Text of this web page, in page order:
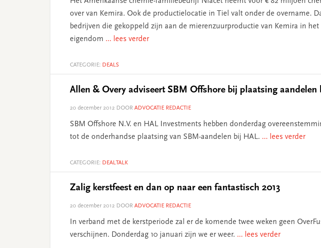
over van Kemira. Ook de productielocatie in Tiel valt onder de overname.
bedrijven die gekoppeld zijn aan de mierenzuurproductie van Kemira in
eigendom ... lees verder
CATEGORIE: DEALS
Allen & Overy adviseert SBM Offshore bij plaatsing aandelen
20 december 2012 DOOR ADVOCATIE REDACTIE
SBM Offshore N.V. en HAL Investments hebben donderdag
tot de onderhandse plaatsing van SBM-aandelen bij HAL. ... lees verder
CATEGORIE: DEALTALK
Zalig kerstfeest en dan op naar een fantastisch 2013
20 december 2012 DOOR ADVOCATIE REDACTIE
In verband met de kerstperiode zal er de komende twee weken geen
verschijnen. Donderdag 10 januari zijn we er weer. ... lees verder